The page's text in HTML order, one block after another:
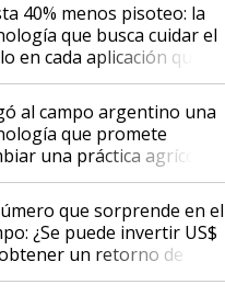
40% menos pisoteo: la
que busca cuidar el
en cada aplicación que
Jacto al Congreso
2026
al campo argentino una
que promete
una práctica agrícola
¿Y si analizar el suelo
tan simple como apretar
que sorprende en el
¿Se puede invertir US$
un retorno de
US$ 10 en agricultura?